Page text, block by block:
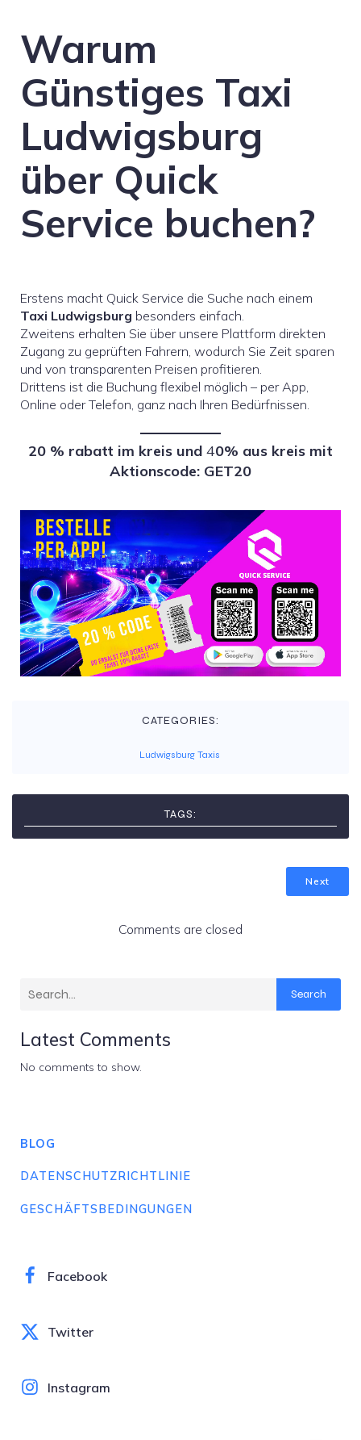
Warum
Günstiges Taxi
Ludwigsburg
über Quick
Service buchen?
Erstens macht Quick Service die Suche nach einem
Taxi Ludwigsburg besonders einfach.
Zweitens erhalten Sie über unsere Plattform direkten
Zugang zu geprüften Fahrern, wodurch Sie Zeit sparen
und von transparenten Preisen profitieren.
Drittens ist die Buchung flexibel möglich – per App,
Online oder Telefon, ganz nach Ihren Bedürfnissen.
20 % rabatt im kreis und 40% aus kreis mit
Aktionscode: GET20
CATEGORIES:
Ludwigsburg Taxis
TAGS:
Next
Comments are closed
Search
Latest Comments
No comments to show.
BLOG
DATENSCHUTZRICHTLINIE
GESCHÄFTSBEDINGUNGEN
Facebook
Twitter
Instagram